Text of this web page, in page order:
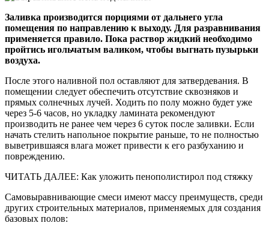
Заливка производится порциями от дальнего угла
помещения по направлению к выходу. Для разравнивания
применяется правило. Пока раствор жидкий необходимо
пройтись игольчатым валиком, чтобы выгнать пузырьки
воздуха.
После этого наливной пол оставляют для затвердевания. В
помещении следует обеспечить отсутствие сквозняков и
прямых солнечных лучей. Ходить по полу можно будет уже
через 5-6 часов, но укладку ламината рекомендуют
производить не ранее чем через 6 суток после заливки. Если
начать стелить напольное покрытие раньше, то не полностью
выветрившаяся влага может привести к его разбуханию и
повреждению.
ЧИТАТЬ ДАЛЕЕ: Как уложить пенополистирол под стяжку
Самовыравнивающие смеси имеют массу преимуществ, среди
других строительных материалов, применяемых для создания
базовых полов: